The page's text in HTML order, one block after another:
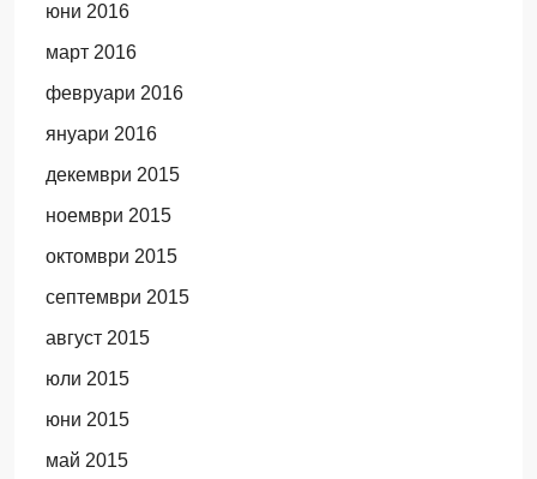
юни 2016
март 2016
февруари 2016
януари 2016
декември 2015
ноември 2015
октомври 2015
септември 2015
август 2015
юли 2015
юни 2015
май 2015